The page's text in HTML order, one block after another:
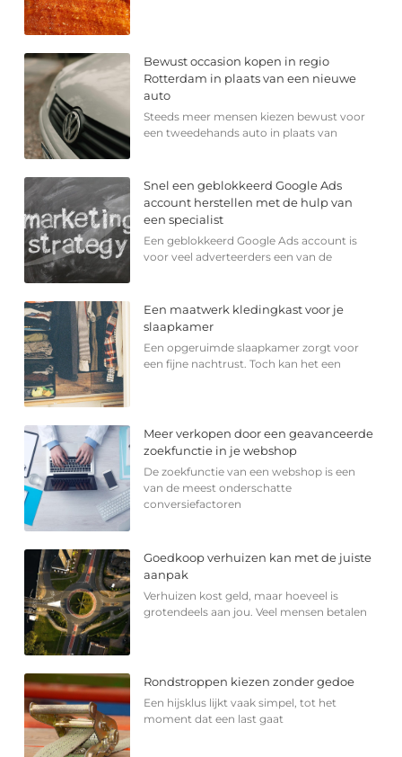
Bewust occasion kopen in regio
Rotterdam in plaats van een nieuwe
auto
Steeds meer mensen kiezen bewust voor
een tweedehands auto in plaats van
Snel een geblokkeerd Google Ads
account herstellen met de hulp van
een specialist
Een geblokkeerd Google Ads account is
voor veel adverteerders een van de
Een maatwerk kledingkast voor je
slaapkamer
Een opgeruimde slaapkamer zorgt voor
een fijne nachtrust. Toch kan het een
Meer verkopen door een geavanceerde
zoekfunctie in je webshop
De zoekfunctie van een webshop is een
van de meest onderschatte
conversiefactoren
Goedkoop verhuizen kan met de juiste
aanpak
Verhuizen kost geld, maar hoeveel is
grotendeels aan jou. Veel mensen betalen
Rondstroppen kiezen zonder gedoe
Een hijsklus lijkt vaak simpel, tot het
moment dat een last gaat